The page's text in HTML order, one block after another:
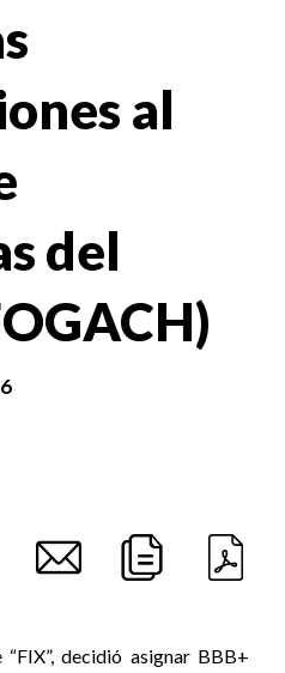
al
del
“FIX”, decidió asignar BBB+